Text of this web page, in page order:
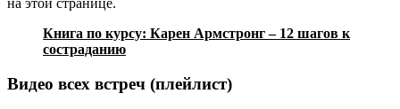
на этой странице.
Книга по курсу: Карен Армстронг – 12 шагов к
состраданию
Видео всех встреч (плейлист)